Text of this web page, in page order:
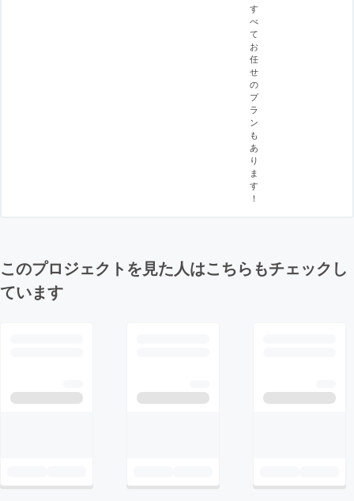
す
べ
て
お
任
せ
の
プ
ラ
ン
も
あ
り
ま
す
！
このプロジェクトを見た人はこちらもチェックし
ています